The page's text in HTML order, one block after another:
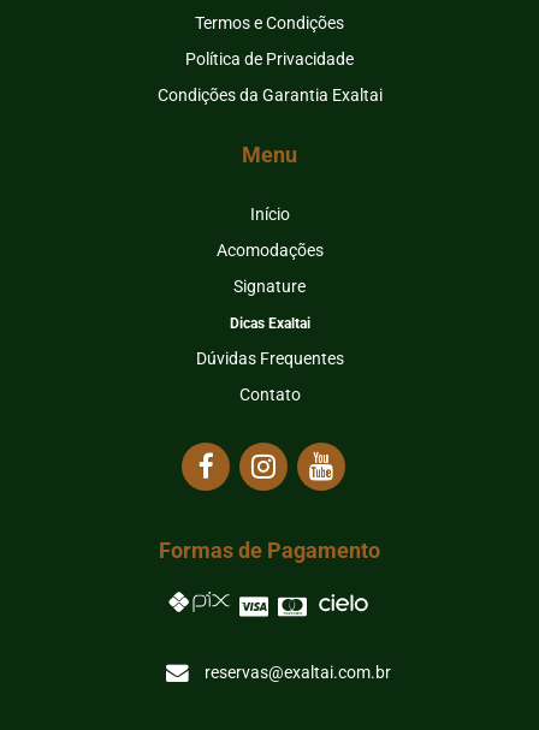
Termos e Condições
Política de Privacidade
Condições da Garantia Exaltai
Menu
Início
Acomodações
Signature
Dicas Exaltai
Dúvidas Frequentes
Contato
Formas de Pagamento
reservas@exaltai.com.br